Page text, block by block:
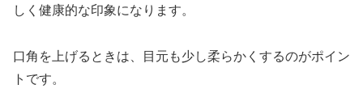
しく健康的な印象になります。
口角を上げるときは、目元も少し柔らかくするのがポイン
トです。